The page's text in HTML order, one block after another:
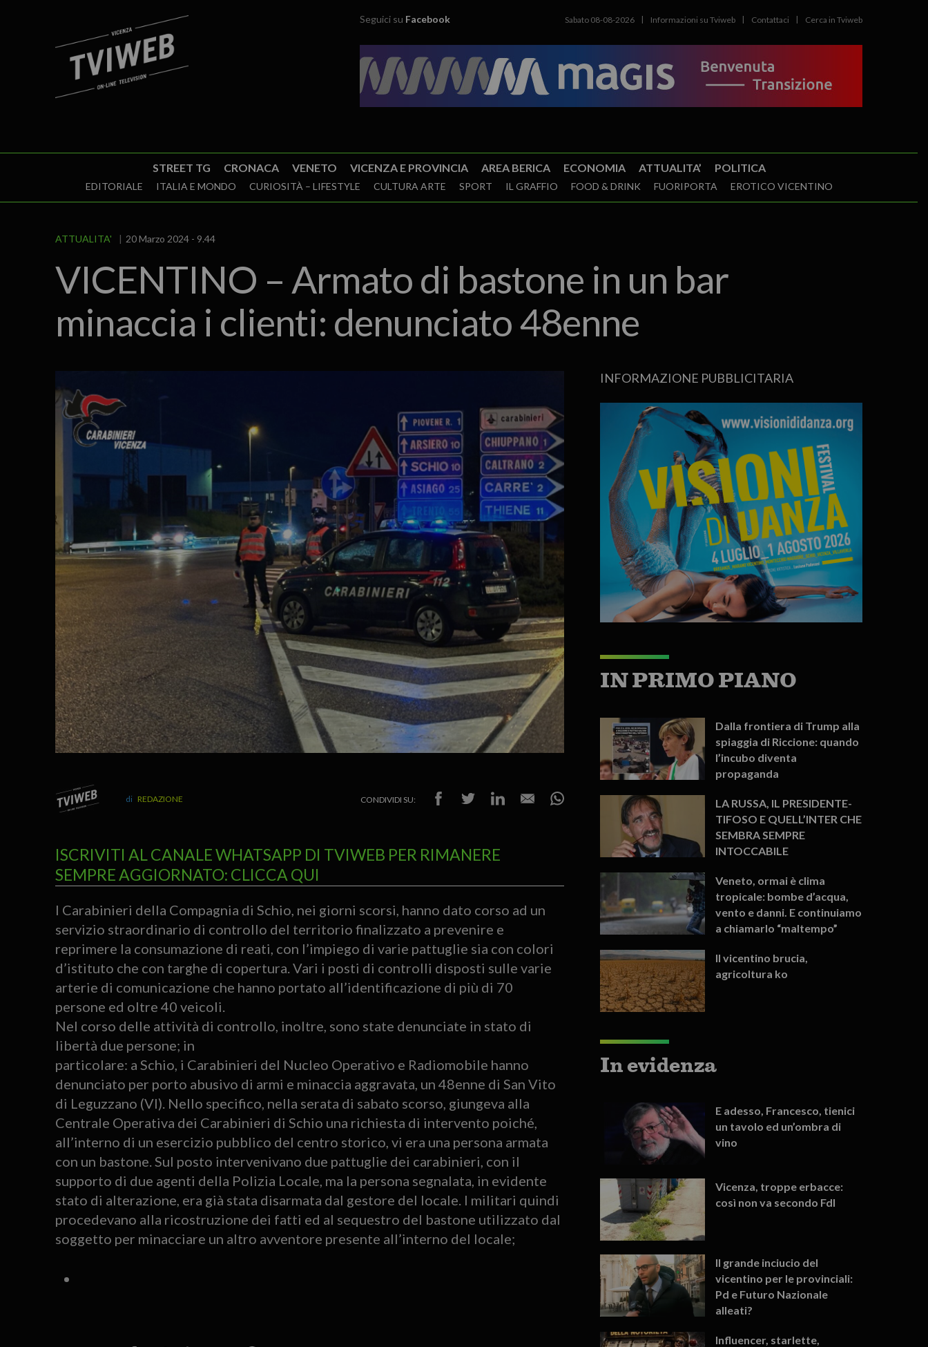
Seguici su Facebook Sabato 08-08-2026 Informazioni su Tviweb Contattaci Cerca in Tviweb
STREET TG CRONACA VENETO VICENZA E PROVINCIA AREA BERICA ECONOMIA ATTUALITA’ POLITICA
EDITORIALE ITALIA E MONDO CURIOSITÀ – LIFESTYLE CULTURA ARTE SPORT IL GRAFFIO FOOD & DRINK FUORIPORTA EROTICO VICENTINO
ATTUALITA' 20 Marzo 2024 - 9.44
VICENTINO – Armato di bastone in un bar
minaccia i clienti: denunciato 48enne
REDAZIONE CONDIVIDI SU:
ISCRIVITI AL CANALE WHATSAPP DI TVIWEB PER RIMANERE
SEMPRE AGGIORNATO: CLICCA QUI
I Carabinieri della Compagnia di Schio, nei giorni scorsi, hanno dato corso ad un
servizio straordinario di controllo del territorio finalizzato a prevenire e
reprimere la consumazione di reati, con l’impiego di varie pattuglie sia con colori
d’istituto che con targhe di copertura. Vari i posti di controlli disposti sulle varie
arterie di comunicazione che hanno portato all’identificazione di più di 70
persone ed oltre 40 veicoli.
Nel corso delle attività di controllo, inoltre, sono state denunciate in stato di
libertà due persone; in
particolare: a Schio, i Carabinieri del Nucleo Operativo e Radiomobile hanno
denunciato per porto abusivo di armi e minaccia aggravata, un 48enne di San Vito
di Leguzzano (VI). Nello specifico, nella serata di sabato scorso, giungeva alla
Centrale Operativa dei Carabinieri di Schio una richiesta di intervento poiché,
all’interno di un esercizio pubblico del centro storico, vi era una persona armata
con un bastone. Sul posto intervenivano due pattuglie dei carabinieri, con il
supporto di due agenti della Polizia Locale, ma la persona segnalata, in evidente
stato di alterazione, era già stata disarmata dal gestore del locale. I militari quindi
procedevano alla ricostruzione dei fatti ed al sequestro del bastone utilizzato dal
soggetto per minacciare un altro avventore presente all’interno del locale;
INFORMAZIONE PUBBLICITARIA
IN PRIMO PIANO
Dalla frontiera di Trump alla
spiaggia di Riccione: quando
l’incubo diventa
propaganda
LA RUSSA, IL PRESIDENTE-
TIFOSO E QUELL’INTER CHE
SEMBRA SEMPRE
INTOCCABILE
Veneto, ormai è clima
tropicale: bombe d’acqua,
vento e danni. E continuiamo
a chiamarlo “maltempo”
Il vicentino brucia,
agricoltura ko
In evidenza
E adesso, Francesco, tienici
un tavolo ed un’ombra di
vino
Vicenza, troppe erbacce:
così non va secondo FdI
Il grande inciucio del
vicentino per le provinciali:
Pd e Futuro Nazionale
alleati?
Influencer, starlette,